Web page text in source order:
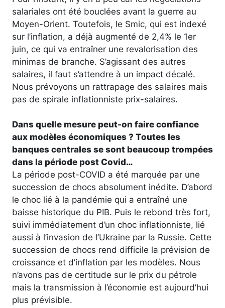
salariales ont été bouclées avant la guerre au
Moyen-Orient. Toutefois, le Smic, qui est indexé
sur l’inflation, a déjà augmenté de 2,4% le 1er
juin, ce qui va entraîner une revalorisation des
minimas de branche. S’agissant des autres
salaires, il faut s’attendre à un impact décalé.
Nous prévoyons un rattrapage des salaires mais
pas de spirale inflationniste prix-salaires.
Dans quelle mesure peut-on faire confiance
aux modèles économiques ? Toutes les
banques centrales se sont beaucoup trompées
dans la période post Covid…
La période post-COVID a été marquée par une
succession de chocs absolument inédite. D’abord
le choc lié à la pandémie qui a entraîné une
baisse historique du PIB. Puis le rebond très fort,
suivi immédiatement d’un choc inflationniste, lié
aussi à l’invasion de l’Ukraine par la Russie. Cette
succession de chocs rend difficile la prévision de
croissance et d’inflation par les modèles. Nous
n’avons pas de certitude sur le prix du pétrole
mais la transmission à l’économie est aujourd’hui
plus prévisible.